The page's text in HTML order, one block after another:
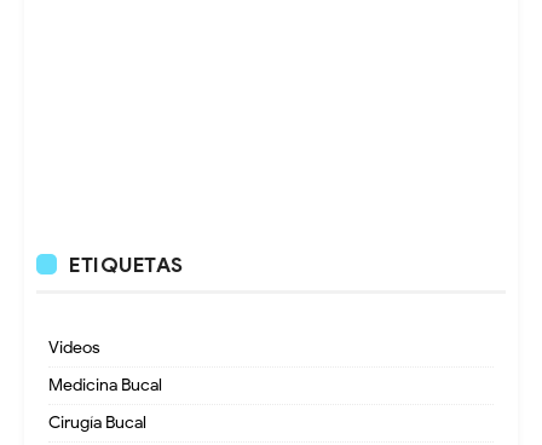
ETIQUETAS
Videos
Medicina Bucal
Cirugía Bucal